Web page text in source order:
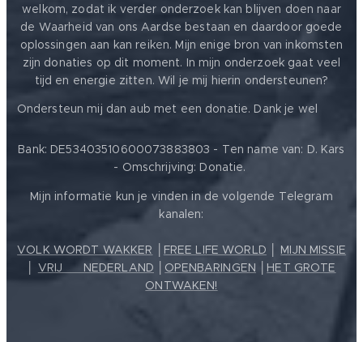
welkom, zodat ik verder onderzoek kan blijven doen naar
de Waarheid van ons Aardse bestaan en daardoor goede
oplossingen aan kan reiken. Mijn enige bron van inkomsten
zijn donaties op dit moment. In mijn onderzoek gaat veel
tijd en energie zitten. Wil je mij hierin ondersteunen?
Ondersteun mij dan aub met een donatie. Dank je wel
Bank: DE53403510600073883803 - Ten name van: D. Kars
- Omschrijving: Donatie.
Mijn informatie kun je vinden in de volgende Telegram
kanalen:
VOLK WORDT WAKKER FREE LIFE WORLD
MIJN MISSIE
VRIJ ❤️ NEDERLAND OPENBARINGEN
HET GROTE
ONTWAKEN!